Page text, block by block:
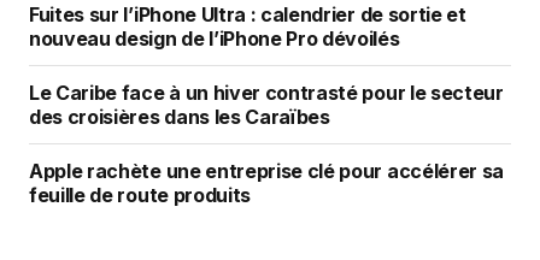
Fuites sur l’iPhone Ultra : calendrier de sortie et
nouveau design de l’iPhone Pro dévoilés
Le Caribe face à un hiver contrasté pour le secteur
des croisières dans les Caraïbes
Apple rachète une entreprise clé pour accélérer sa
feuille de route produits